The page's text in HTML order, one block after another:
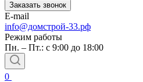
Заказать звонок
E-mail
info@домстрой-33.рф
Режим работы
Пн. – Пт.: с 9:00 до 18:00
0